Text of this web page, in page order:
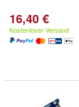
16,40 €
Kostenloser Versand